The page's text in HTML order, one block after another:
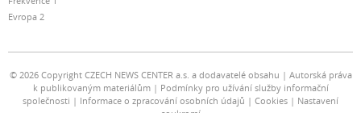
Evropa 2
© 2026 Copyright CZECH NEWS CENTER a.s. a dodavatelé obsahu
Autorská práva
k publikovaným materiálům
Podmínky pro užívání služby informační
společnosti
Informace o zpracování osobních údajů Cookies
Nastavení